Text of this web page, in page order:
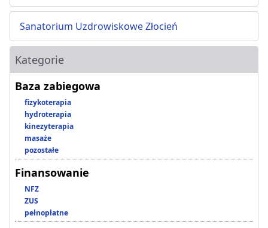
Sanatorium Uzdrowiskowe Złocień
Kategorie
Baza zabiegowa
fizykoterapia
hydroterapia
kinezyterapia
masaże
pozostałe
Finansowanie
NFZ
ZUS
pełnopłatne